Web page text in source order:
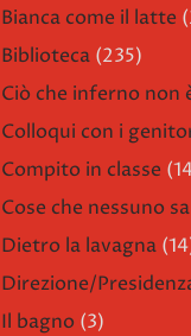
Bianca come il latte
Biblioteca (235)
Ciò che inferno non
Colloqui con i
Compito in classe
Cose che nessuno sa
Dietro la lavagna
Direzione/
Il bagno (3)